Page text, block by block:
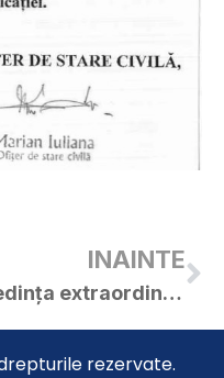
INAINTE
Ședința extraordinară a C.L. Curtici din 02.08.2018
rezervate.